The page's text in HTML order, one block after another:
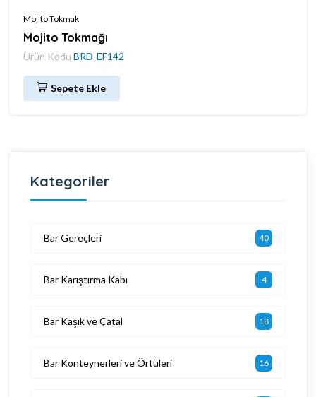
Mojito Tokmak
Mojito Tokmağı
Ürün Kodu BRD-EF142
Sepete Ekle
Kategoriler
Bar Gereçleri 40
Bar Karıştırma Kabı 4
Bar Kaşık ve Çatal 18
Bar Konteynerleri ve Örtüleri 16